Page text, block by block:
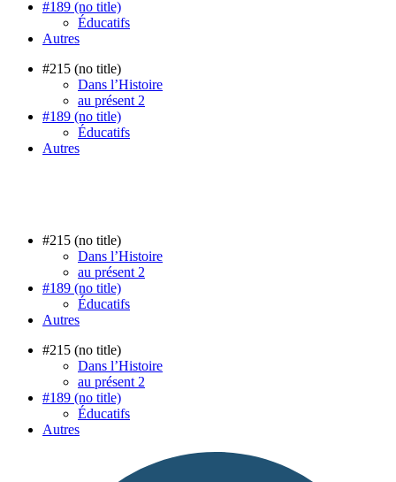
#189 (no title)
Éducatifs
Autres
#215 (no title)
Dans l’Histoire
au présent 2
#189 (no title)
Éducatifs
Autres
#215 (no title)
Dans l’Histoire
au présent 2
#189 (no title)
Éducatifs
Autres
#215 (no title)
Dans l’Histoire
au présent 2
#189 (no title)
Éducatifs
Autres